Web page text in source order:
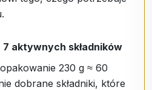
aktywnych składników
230 g ≈ 60
dobrane składniki, które